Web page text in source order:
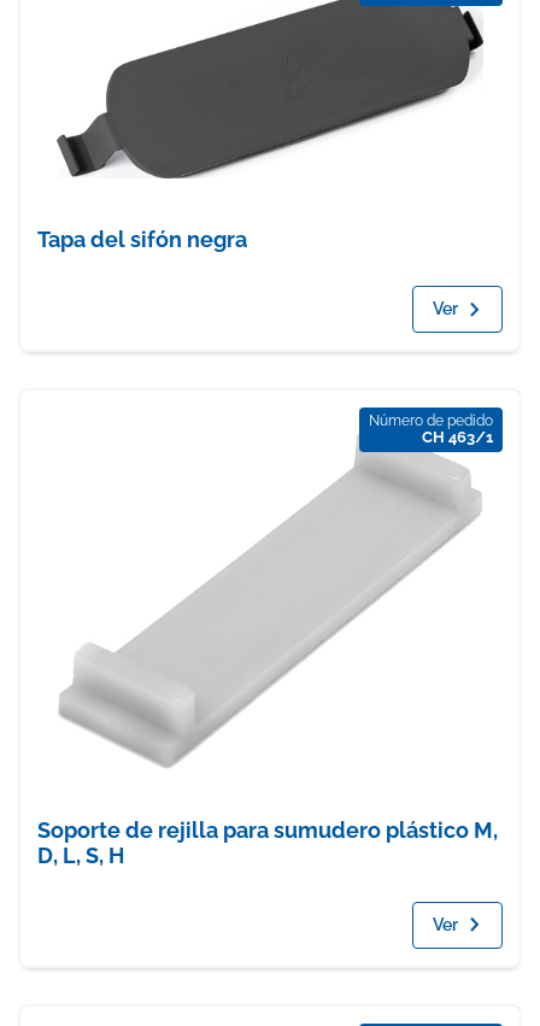
Tapa del sifón negra
Ver
Número de pedido
CH 463/1
Soporte de rejilla para sumudero plástico M,
D, L, S, H
Ver